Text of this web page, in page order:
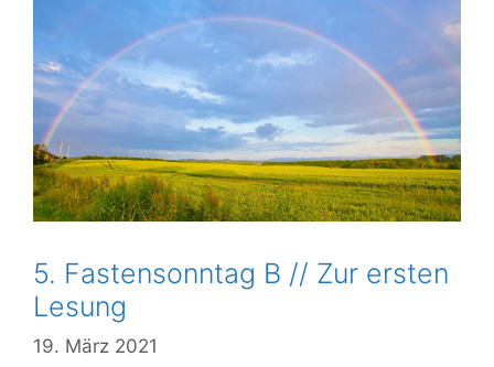
5. Fastensonntag B // Zur ersten
Lesung
19. März 2021